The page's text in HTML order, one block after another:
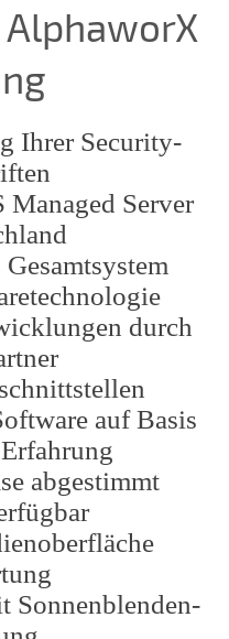
AlphaworX
Ihrer Security-
Managed Server
durch
auf Basis
abgestimmt
Sonnenblenden-